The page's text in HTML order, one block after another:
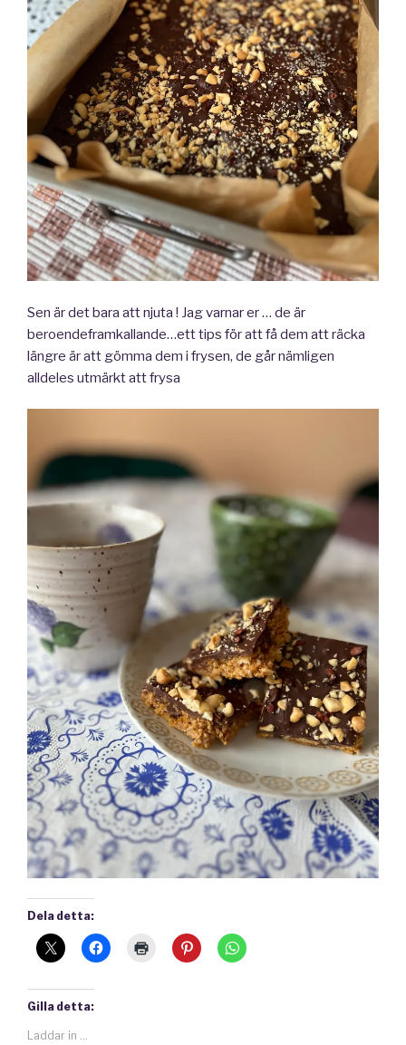
Sen är det bara att njuta ! Jag varnar er … de är
beroendeframkallande…ett tips för att få dem att räcka
längre är att gömma dem i frysen, de går nämligen
alldeles utmärkt att frysa
Dela detta:
Gilla detta:
Laddar in …